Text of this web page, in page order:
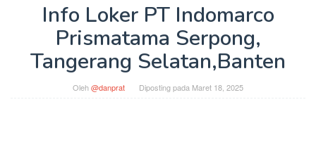
Info Loker PT Indomarco
Prismatama Serpong,
Tangerang Selatan,Banten
Oleh@danprat Diposting pada Maret 18, 2025